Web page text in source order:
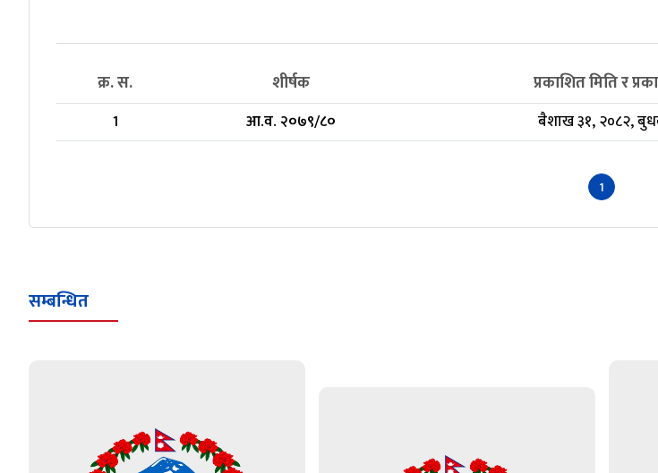
क्र. स. शीर्षक प्रकाशित मिति र
1 आ.व. २०७९/८० बैशाख ३१, २०८२,
1
सम्बन्धित